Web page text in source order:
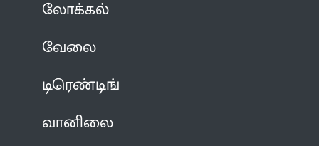
லோக்கல்
வேலை
டிரெண்டிங்
வானிலை